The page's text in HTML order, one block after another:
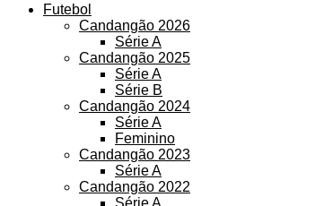
Futebol
Candangão 2026
Série A
Candangão 2025
Série A
Série B
Candangão 2024
Série A
Feminino
Candangão 2023
Série A
Candangão 2022
Série A